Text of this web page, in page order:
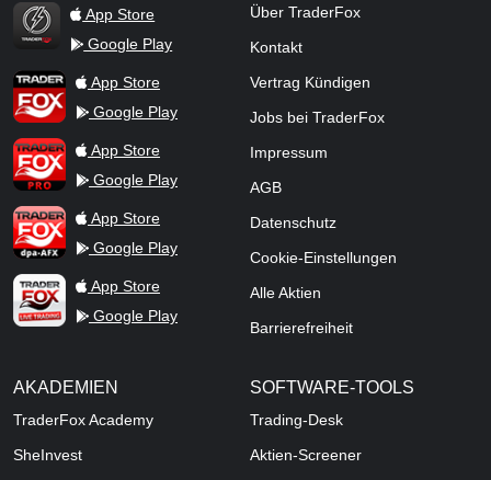
TraderFox Flash
App Store
Google Play
TraderFox AppApp Store
Google Play
TraderFox ProApp Store
Google Play
TraderFox dpa-AFX ProFeed
App Store
Google Play
TraderFox Live Trading
App Store
Google Play
Über TraderFox
Kontakt
Vertrag Kündigen
Jobs bei TraderFox
Impressum
AGB
Datenschutz
Cookie-Einstellungen
Alle Aktien
Barrierefreiheit
AKADEMIEN
TraderFox Academy
SheInvest
SOFTWARE-TOOLS
Trading-Desk
Aktien-Screener